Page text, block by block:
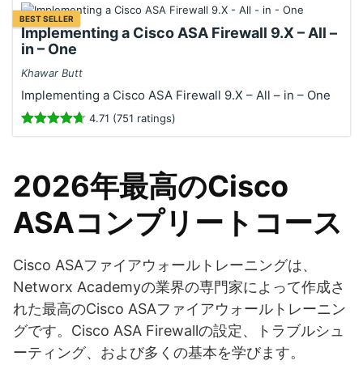
BEST SELLER
Implementing a Cisco ASA Firewall 9.X – All –
in – One
Khawar Butt
Implementing a Cisco ASA Firewall 9.X – All – in – One
4.71 (751 ratings)
2026年最高のCisco
ASAコンプリートコース
Cisco ASAファイアウォールトレーニングは、
Networx Academyの業界の専門家によって作成さ
れた最高のCisco ASAファイアウォールトレーニン
グです。Cisco ASA Firewallの設定、トラブルシュ
ーティング、および多くの基本を学びます。